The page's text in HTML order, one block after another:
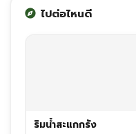
ไปต่อไหนดี
ริมน้ำสะแกกรัง